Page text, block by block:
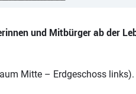
und Mitbürger ab der
Mitte – Erdgeschoss links).